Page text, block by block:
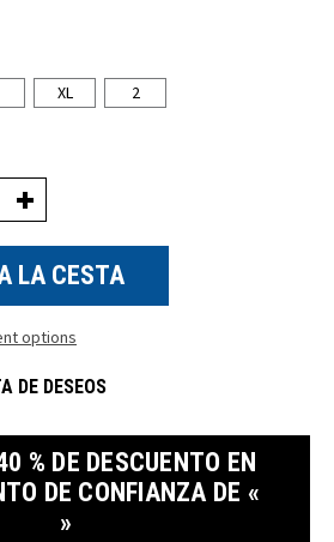
XL
2
Aumentar
la
cantidad
chaquetas
punto
mujer
options
DE DESEOS
% DE DESCUENTO EN
DE CONFIANZA DE «
»